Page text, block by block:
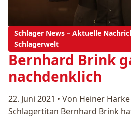
Schlager News – Aktuelle
Schlagerwelt
Bernhard Brink
nachdenklich
22. Juni 2021 • Von Heiner Harke
Schlagertitan Bernhard Brink